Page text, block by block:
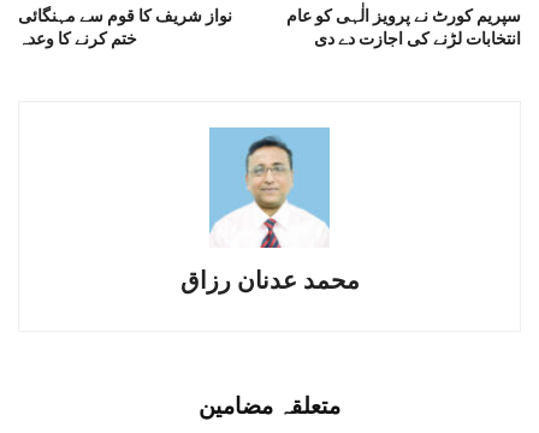
نواز شریف کا قوم سے مہنگائی
ختم کرنے کا وعدہ
سپریم کورٹ نے پرویز الٰہی کو عام
انتخابات لڑنے کی اجازت دے دی
محمد عدنان رزاق
متعلقہ مضامین